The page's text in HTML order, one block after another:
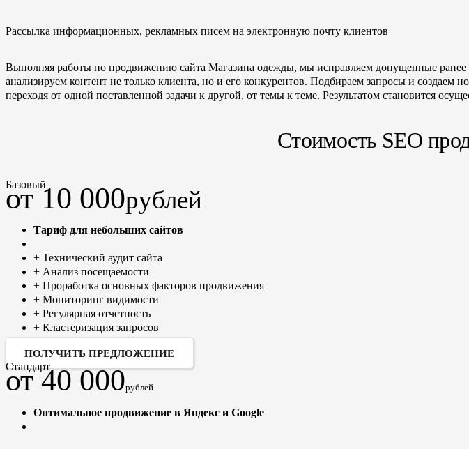
Рассылка информационных, рекламных писем на электронную почту клиентов
Выполняя работы по продвижению сайта Магазина одежды, мы исправляем допущенные
анализируем контент не только клиента, но и его конкурентов. Подбираем запросы и создаем
переходя от одной поставленной задачи к другой, от темы к теме. Результатом становится
Стоимость SEO
Базовый
от 10 000рублей
Тариф для небольших сайтов
+ Технический аудит сайта
+ Анализ посещаемости
+ Проработка основных факторов продвижения
+ Мониторинг видимости
+ Регулярная отчетность
+ Кластеризация запросов
ПОЛУЧИТЬ ПРЕДЛОЖЕНИЕ
Стандарт
от 40 000рублей
Оптимальное продвижение в Яндекс и Google